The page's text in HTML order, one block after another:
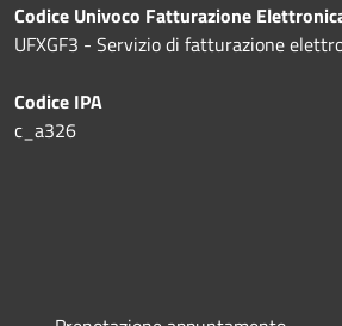
Codice Univoco Fatturazione
UFXGF3 - Servizio di fatturazione
Codice IPA
c_a326